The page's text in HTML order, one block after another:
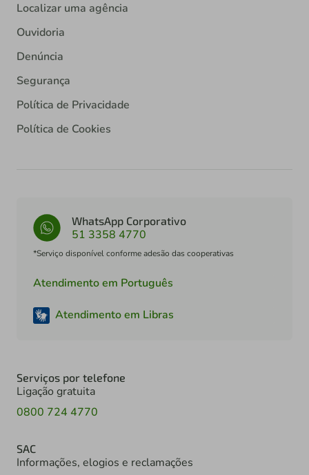
Localizar uma agência
Ouvidoria
Denúncia
Segurança
Política de Privacidade
Política de Cookies
WhatsApp Corporativo
51 3358 4770
*Serviço disponível conforme adesão das cooperativas
Atendimento em Português
Atendimento em Libras
Serviços por telefone
Ligação gratuita
0800 724 4770
SAC
Informações, elogios e reclamações